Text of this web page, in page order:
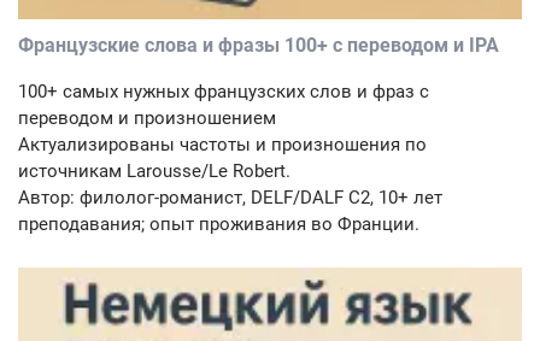
Французские слова и фразы 100+ с переводом и IPA
100+ самых нужных французских слов и фраз с
переводом и произношением
Актуализированы частоты и произношения по
источникам Larousse/Le Robert.
Автор: филолог-романист, DELF/DALF C2, 10+ лет
преподавания; опыт проживания во Франции.